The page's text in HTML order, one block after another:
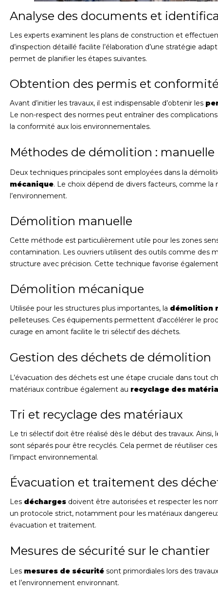
Analyse des documents et
Les experts examinent les plans de construction et
d’inspection détaillé facilite l’élaboration d’une stratégie
permet de planifier les étapes suivantes.
Obtention des permis et
Avant d’initier les travaux, il est indispensable d’obtenir les
Le non-respect des normes peut entraîner des
la conformité aux lois environnementales.
Méthodes de démolition :
Deux techniques principales sont employées dans la
mécanique. Le choix dépend de divers facteurs, comme
l’environnement.
Démolition manuelle
Cette méthode est particulièrement utile pour les zones
contamination. Les ouvriers utilisent des outils comme des
structure avec précision. Cette technique favorise
Démolition mécanique
Utilisée pour les structures plus importantes, la démolition
pelleteuses. Ces équipements permettent d’accélérer le
curage en amont facilite le tri sélectif des déchets.
Gestion des déchets de démolition
L’évacuation des déchets est une étape cruciale dans tout
matériaux contribue également au recyclage des
Tri et recyclage des matériaux
Le tri sélectif doit être réalisé dès le début des travaux.
sont séparés pour être recyclés. Cela permet de réutiliser
l’impact environnemental.
Évacuation et traitement des
Les décharges doivent être autorisées et respecter les
un protocole strict, notamment pour les matériaux
évacuation et traitement.
Mesures de sécurité sur le chantier
Les mesures de sécurité sont primordiales lors des
et l’environnement environnant.